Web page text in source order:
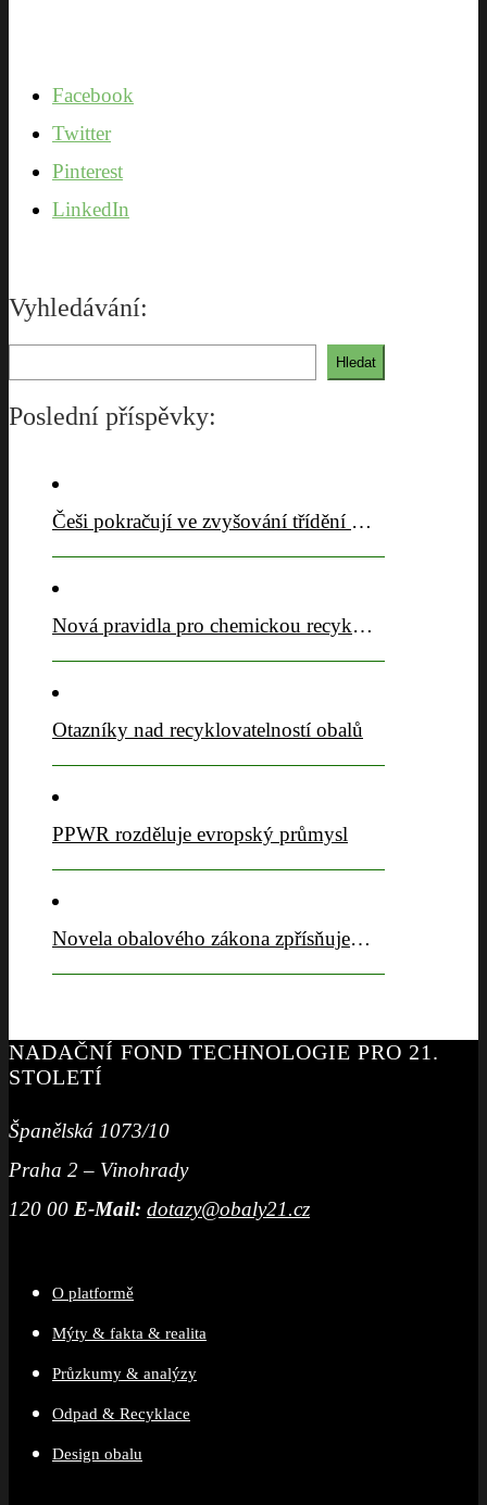
Facebook
Twitter
Pinterest
LinkedIn
Vyhledávání:
Hledat
Poslední příspěvky:
Češi pokračují ve zvyšování třídění odpadů
Nová pravidla pro chemickou recyklaci PET přijata
Otazníky nad recyklovatelností obalů
PPWR rozděluje evropský průmysl
Novela obalového zákona zpřísňuje pravidla a posiluje sběrový komfort
NADAČNÍ FOND TECHNOLOGIE PRO 21.
STOLETÍ
Španělská 1073/10
Praha 2 – Vinohrady
120 00 E-Mail: dotazy@obaly21.cz
O platformě
Mýty & fakta & realita
Průzkumy & analýzy
Odpad & Recyklace
Design obalu